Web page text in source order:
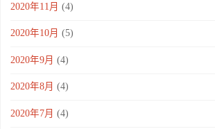
2020年11月 (4)
2020年10月 (5)
2020年9月 (4)
2020年8月 (4)
2020年7月 (4)